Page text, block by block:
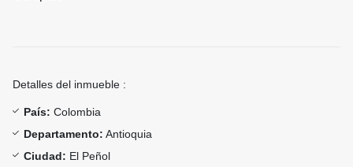
Detalles del inmueble :
País: Colombia
Departamento: Antioquia
Ciudad: El Peñol